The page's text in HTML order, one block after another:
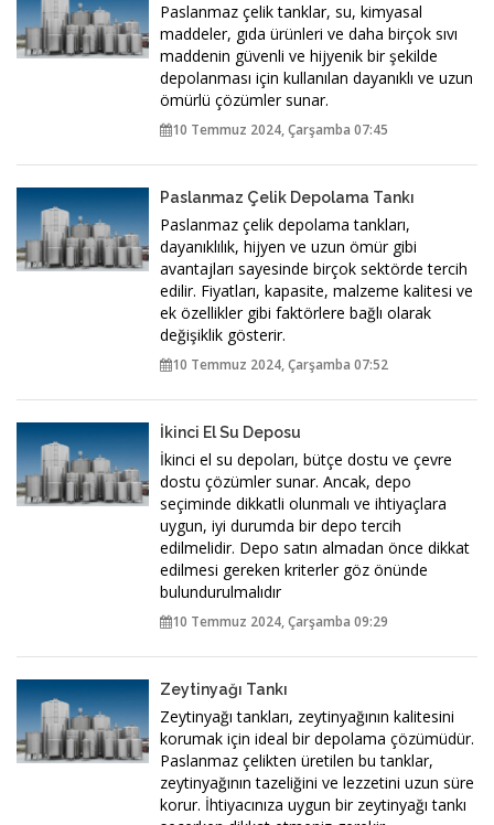
Paslanmaz çelik tanklar, su, kimyasal
maddeler, gıda ürünleri ve daha birçok sıvı
maddenin güvenli ve hijyenik bir şekilde
depolanması için kullanılan dayanıklı ve uzun
ömürlü çözümler sunar.
10 Temmuz 2024, Çarşamba 07:45
Paslanmaz Çelik Depolama Tankı
Paslanmaz çelik depolama tankları,
dayanıklılık, hijyen ve uzun ömür gibi
avantajları sayesinde birçok sektörde tercih
edilir. Fiyatları, kapasite, malzeme kalitesi ve
ek özellikler gibi faktörlere bağlı olarak
değişiklik gösterir.
10 Temmuz 2024, Çarşamba 07:52
İkinci El Su Deposu
İkinci el su depoları, bütçe dostu ve çevre
dostu çözümler sunar. Ancak, depo
seçiminde dikkatli olunmalı ve ihtiyaçlara
uygun, iyi durumda bir depo tercih
edilmelidir. Depo satın almadan önce dikkat
edilmesi gereken kriterler göz önünde
bulundurulmalıdır
10 Temmuz 2024, Çarşamba 09:29
Zeytinyağı Tankı
Zeytinyağı tankları, zeytinyağının kalitesini
korumak için ideal bir depolama çözümüdür.
Paslanmaz çelikten üretilen bu tanklar,
zeytinyağının tazeliğini ve lezzetini uzun süre
korur. İhtiyacınıza uygun bir zeytinyağı tankı